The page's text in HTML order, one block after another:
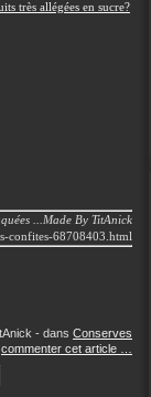
très allégées en sucre?
...Made By TitAnick
confites-68708403.html
- dans Conserves
commenter cet article